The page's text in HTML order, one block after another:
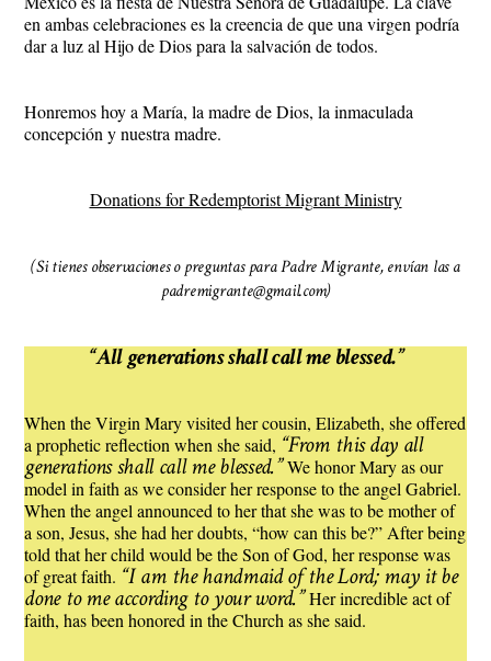
en ambas celebraciones es la creencia de que una virgen podría
dar a luz al Hijo de Dios para la salvación de todos.
Honremos hoy a María, la madre de Dios, la inmaculada
concepción y nuestra madre.
Donations for Redemptorist Migrant Ministry
(Si tienes observaciones o preguntas para Padre Migrante, envían las a
padremigrante@gmail.com)
“All generations shall call me blessed.”
When the Virgin Mary visited her cousin, Elizabeth, she offered
a prophetic reflection when she said, “From this day all
generations shall call me blessed.”We honor Mary as our
model in faith as we consider her response to the angel Gabriel.
When the angel announced to her that she was to be mother of
a son, Jesus, she had her doubts, “how can this be?” After being
told that her child would be the Son of God, her response was
of great faith. “I am the handmaid of the Lord; may it be
done to me according to your word.”Her incredible act of
faith, has been honored in the Church as she said.